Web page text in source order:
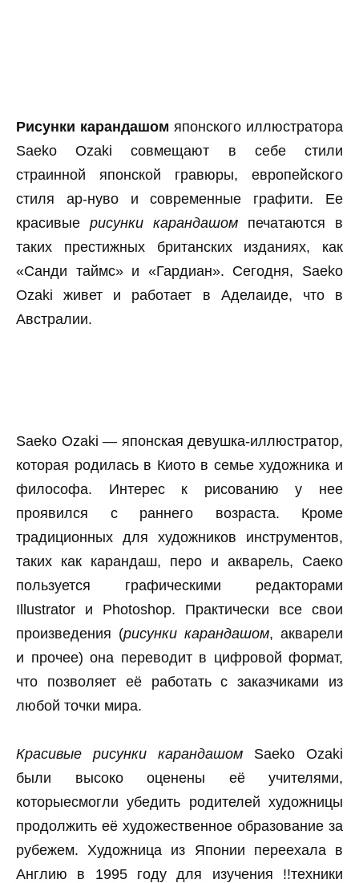
Рисунки карандашом японского иллюстратора
Saeko Ozaki совмещают в себе стили
страинной японской гравюры, европейского
стиля ар-нуво и современные графити. Ее
красивые рисунки карандашом печатаются в
таких престижных британских изданиях, как
«Санди таймс» и «Гардиан». Сегодня, Saeko
Ozaki живет и работает в Аделаиде, что в
Австралии.
Saeko Ozaki — японская девушка-иллюстратор,
которая родилась в Киото в семье художника и
философа. Интерес к рисованию у нее
проявился с раннего возраста. Кроме
традиционных для художников инструментов,
таких как карандаш, перо и акварель, Саеко
пользуется графическими редакторами
Illustrator и Photoshop. Практически все свои
произведения (рисунки карандашом, акварели
и прочее) она переводит в цифровой формат,
что позволяет её работать с заказчиками из
любой точки мира.
Красивые рисунки карандашом Saeko Ozaki
были высоко оценены её учителями,
которыесмогли убедить родителей художницы
продолжить её художественное образование за
рубежем. Художница из Японии переехала в
Англию в 1995 году для изучения !!техники